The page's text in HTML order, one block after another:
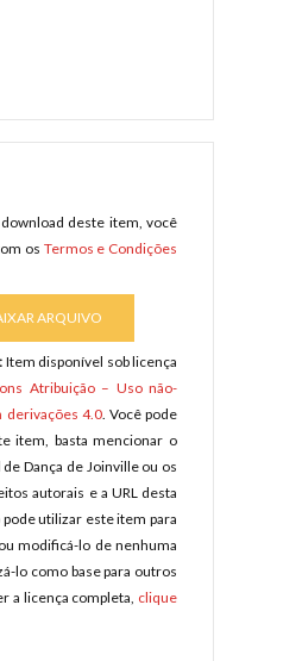
deste item, você
os Termos e Condições
ARQUIVO
Item disponível sob licença
Atribuição – Uso não-
derivações 4.0. Você pode
item, basta mencionar o
Dança de Joinville ou os
autorais e a URL desta
pode utilizar este item para
modificá-lo de nenhuma
lo como base para outros
a licença completa, clique